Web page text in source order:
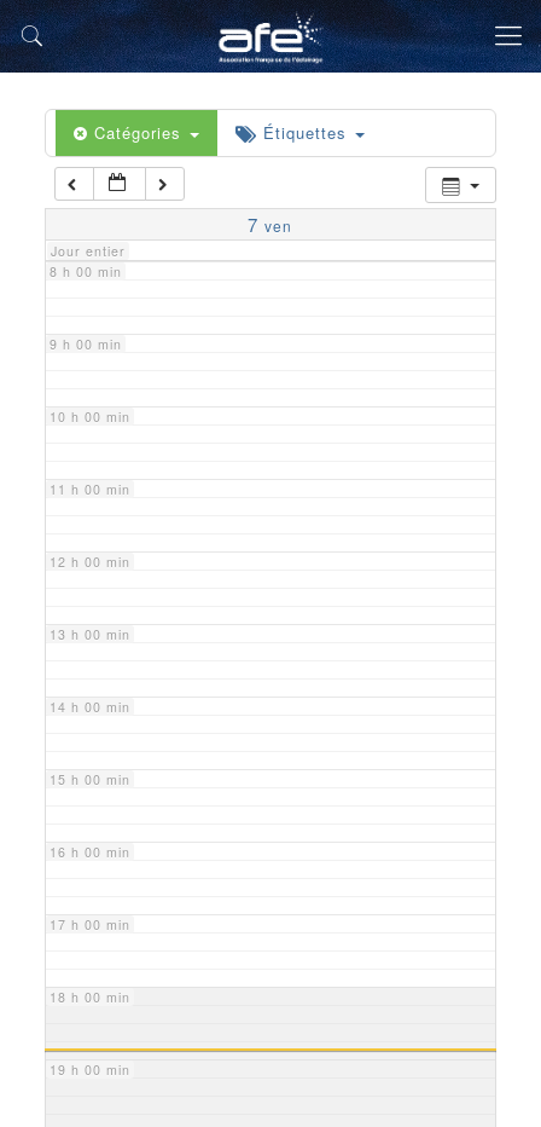
Catégories Étiquettes
7 ven
Jour entier
5 h 00 min
6 h 00 min
7 h 00 min
8 h 00 min
9 h 00 min
10 h 00 min
11 h 00 min
12 h 00 min
13 h 00 min
14 h 00 min
15 h 00 min
16 h 00 min
17 h 00 min
18 h 00 min
19 h 00 min